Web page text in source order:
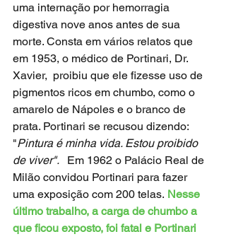
uma internação por hemorragia
digestiva nove anos antes de sua
morte. Consta em vários relatos que
em 1953, o médico de Portinari, Dr.
Xavier,  proibiu que ele fizesse uso de
pigmentos ricos em chumbo, como o
amarelo de Nápoles e o branco de
prata. Portinari se recusou dizendo:
"Pintura é minha vida. Estou proibido
de viver".
Em 1962 o Palácio Real de
Milão convidou Portinari para fazer
uma exposição com 200 telas. Nesse
último trabalho, a carga de chumbo a
que ficou exposto, foi fatal e Portinari